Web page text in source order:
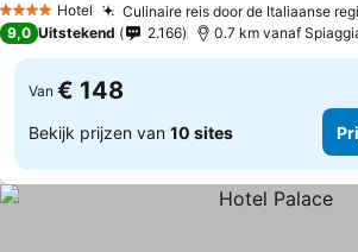
4 SterrenHotel Culinaire reis door de Italiaanse
9,0 Uitstekend 2.166 0.7 km vanaf
Van € 148
Bekijk prijzen van 10 sites